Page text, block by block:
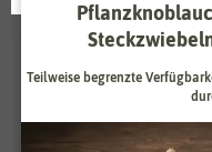
Teilweise begrenzte